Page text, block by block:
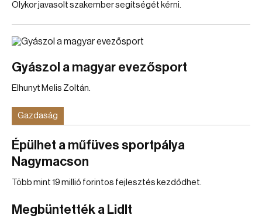
Olykor javasolt szakember segítségét kérni.
Gyászol a magyar evezősport
Elhunyt Melis Zoltán.
Gazdaság
Épülhet a műfüves sportpálya
Nagymacson
Több mint 19 millió forintos fejlesztés kezdődhet.
Megbüntették a Lidlt